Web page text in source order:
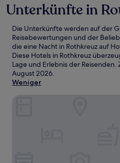
Unterkünfte in
Die Unterkünfte werden auf der
Reisebewertungen und der
die eine Nacht in Rothkreuz auf
Diese Hotels in Rothkreuz
Lage und Erlebnis der Reisenden.
August 2026.
Weniger